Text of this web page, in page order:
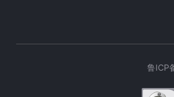
鲁ICP